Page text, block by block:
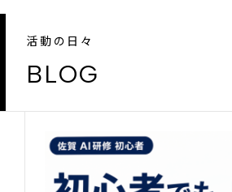
活動の日々
BLOG